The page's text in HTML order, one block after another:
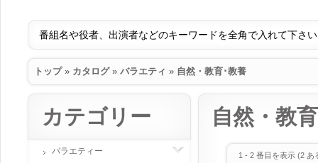
トップ» カタログ» バラエティ » 自然・教育･教養
自然・教
1 - 2 番目を表示 (2 あ
カテゴリー
バラエティー